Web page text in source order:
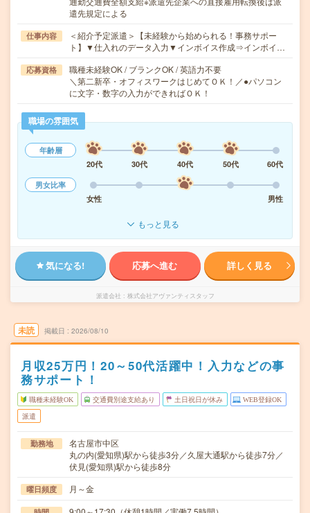
遣先規定による
仕事内容
＜紹介予定派遣＞【未経験から始められる！事務サポー
ト】▼仕入れのデータ入力▼インボイス作成⇒インボイ…
応募資格
職種未経験OK / ブランクOK / 英語力不要
＼第二新卒・オフィスワークはじめてＯＫ！／●パソコン
に文字・数字の入力ができればＯＫ！
職場の雰囲気
年齢層
20代
30代 40代 50代
60代
男女比率
女性
男性
もっと見る
気になる! 応募へ進む 詳しく見る
派遣会社 株式会社アヴァンティスタッフ
未読 掲載日 2026/08/10
月収25万円！20～50代活躍中！入力などの事
務サポート！
職種未経験OK 交通費別途支給あり 土日祝日が休み WEB登録OK
派遣
勤務地
名古屋市中区
丸の内(愛知県)駅から徒歩3分／久屋大通駅から徒歩7分／
伏見(愛知県)駅から徒歩8分
曜日頻度 月～金